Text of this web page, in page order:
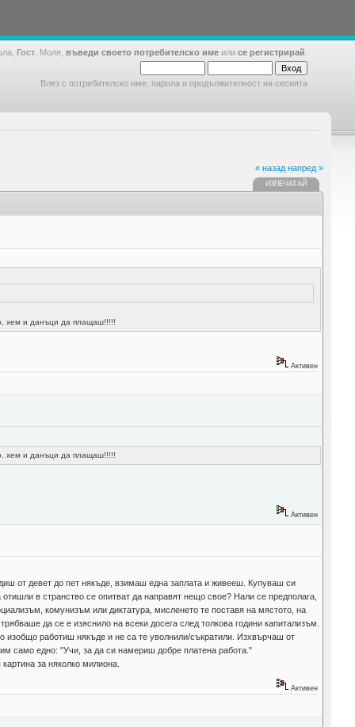
Гост . Моля, въведи своето потребителско име или се регистрирай
Влез с потребителско име, парола и продължителност на сесията
« назад напред »
ИЗПЕЧАТАЙ
хем и данъци да плащаш!!!!!
Активен
хем и данъци да плащаш!!!!!
Активен
от девет до пет някъде, взимаш една заплата и живееш. Купуваш си
в странство се опитват да направят нещо свое? Нали се предполага,
комунизъм или диктатура, мисленето те поставя на мястото, на
да се е изяснило на всеки досега след толкова години капитализъм.
изобщо работиш някъде и не са те уволнили/съкратили. Изхвърчаш от
само едно: "Учи, за да си намериш добре платена работа."
за няколко милиона.
Активен